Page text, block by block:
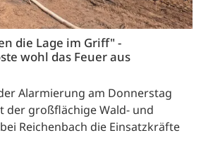
die Lage im Griff" -
wohl das Feuer aus
Alarmierung am Donnerstag
der großflächige Wald- und
Reichenbach die Einsatzkräfte